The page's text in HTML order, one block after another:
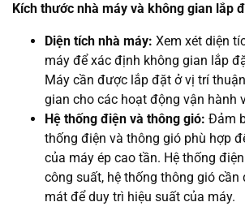
Kích thước nhà máy và không gian lắp
Diện tích nhà máy: Xem xét diện
máy để xác định không gian lắp
Máy cần được lắp đặt ở vị trí
gian cho các hoạt động vận hành
Hệ thống điện và thông gió: Đảm
thống điện và thông gió phù hợp
của máy ép cao tần. Hệ thống
công suất, hệ thống thông gió cần
mát để duy trì hiệu suất của máy.